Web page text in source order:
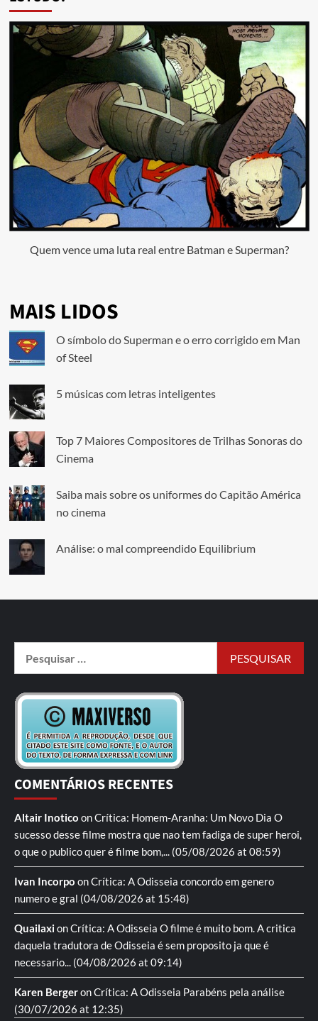
Quem vence uma luta real entre Batman e Superman?
MAIS LIDOS
O símbolo do Superman e o erro corrigido em Man
of Steel
5 músicas com letras inteligentes
Top 7 Maiores Compositores de Trilhas Sonoras do
Cinema
Saiba mais sobre os uniformes do Capitão América
no cinema
Análise: o mal compreendido Equilibrium
COMENTÁRIOS RECENTES
Altair Inotico onCrítica: Homem-Aranha: Um Novo Dia O
sucesso desse filme mostra que nao tem fadiga de super heroi,
o que o publico quer é filme bom,... (05/08/2026 at 08:59)
Ivan Incorpo onCrítica: A Odisseia concordo em genero
numero e gral (04/08/2026 at 15:48)
QuailaxionCrítica: A Odisseia O filme é muito bom. A critica
daquela tradutora de Odisseia é sem proposito ja que é
necessario... (04/08/2026 at 09:14)
Karen BergeronCrítica: A Odisseia Parabéns pela análise
(30/07/2026 at 12:35)